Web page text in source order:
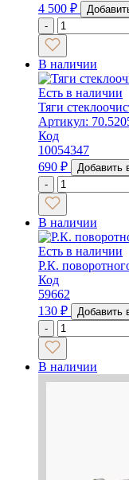
4 500 ₽
-
В наличии
Есть в наличии
Тяги
Артикул:
Код
10054347
690 ₽
Добавить
-
В наличии
Есть в наличии
Р.К.
Код
59662
130 ₽
Добавить
-
В наличии